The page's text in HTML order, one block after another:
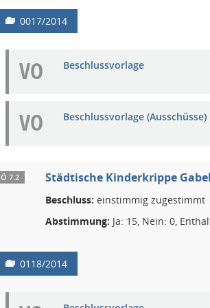
0017/2014
VO Beschlussvorlage
VO Beschlussvorlage (Ausschüsse)
Ö 7.2 Städtische Kinderkrippe
Beschluss: einstimmig zugestimmt
Abstimmung: Ja: 15, Nein: 0,
0118/2014